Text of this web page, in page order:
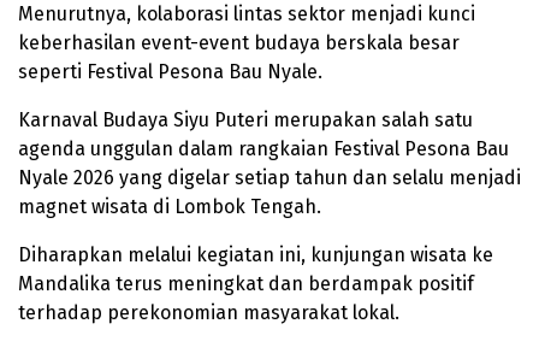
Menurutnya, kolaborasi lintas sektor menjadi kunci
keberhasilan event-event budaya berskala besar
seperti Festival Pesona Bau Nyale.
Karnaval Budaya Siyu Puteri merupakan salah satu
agenda unggulan dalam rangkaian Festival Pesona Bau
Nyale 2026 yang digelar setiap tahun dan selalu menjadi
magnet wisata di Lombok Tengah.
Diharapkan melalui kegiatan ini, kunjungan wisata ke
Mandalika terus meningkat dan berdampak positif
terhadap perekonomian masyarakat lokal.